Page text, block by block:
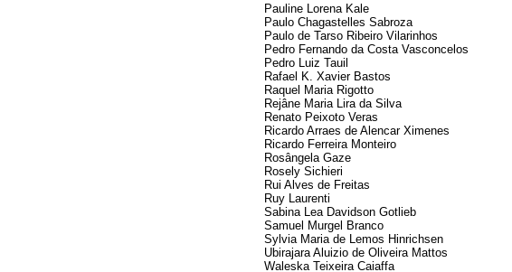
Pauline Lorena Kale
Paulo Chagastelles Sabroza
Paulo de Tarso Ribeiro Vilarinhos
Pedro Fernando da Costa Vasconcelos
Pedro Luiz Tauil
Rafael K. Xavier Bastos
Raquel Maria Rigotto
Rejâne Maria Lira da Silva
Renato Peixoto Veras
Ricardo Arraes de Alencar Ximenes
Ricardo Ferreira Monteiro
Rosângela Gaze
Rosely Sichieri
Rui Alves de Freitas
Ruy Laurenti
Sabina Lea Davidson Gotlieb
Samuel Murgel Branco
Sylvia Maria de Lemos Hinrichsen
Ubirajara Aluizio de Oliveira Mattos
Waleska Teixeira Caiaffa